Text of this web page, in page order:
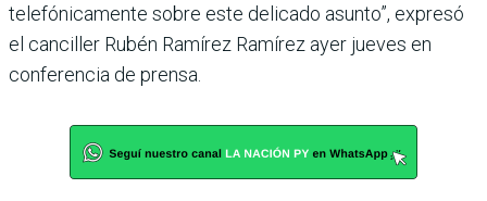
telefónicamente sobre este delicado asunto”, expresó
el canciller Rubén Ramírez Ramírez ayer jueves en
conferencia de prensa.